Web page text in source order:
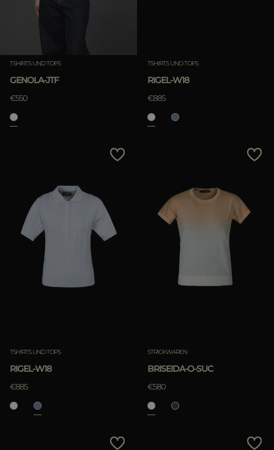
TSHIRTS UND TOPS
GENOLA-JTF
€550
TSHIRTS UND TOPS
RIGEL-W18
€885
TSHIRTS UND TOPS
RIGEL-W18
€885
STRICKWAREN
BRISEIDA-O-SUC
€580